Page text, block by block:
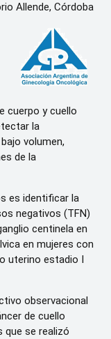
Allende, Córdoba
cuerpo y cuello
la
volumen,
de la
es identificar la
negativos (TFN)
centinela en
en mujeres con
uterino estadio I
observacional
de cuello
que se realizó